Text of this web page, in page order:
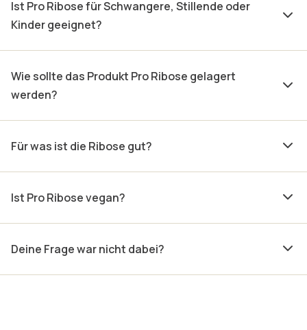
Ist Pro Ribose für Schwangere, Stillende oder
Kinder geeignet?
Wie sollte das Produkt Pro Ribose gelagert
werden?
Für was ist die Ribose gut?
Ist Pro Ribose vegan?
Deine Frage war nicht dabei?